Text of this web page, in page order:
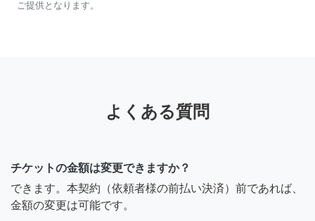
ご提供となります。
よくある質問
チケットの金額は変更できますか？
できます。本契約（依頼者様の前払い決済）前であれば、
金額の変更は可能です。